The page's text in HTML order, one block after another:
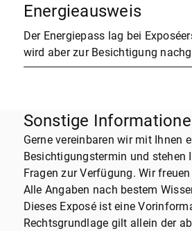
Energieausweis
Der Energiepass lag bei
wird aber zur Besichtigung
Sonstige
Gerne vereinbaren wir mit Ihnen
Besichtigungstermin und stehen
Fragen zur Verfügung. Wir
Alle Angaben nach bestem
Dieses Exposé ist eine
Rechtsgrundlage gilt allein der